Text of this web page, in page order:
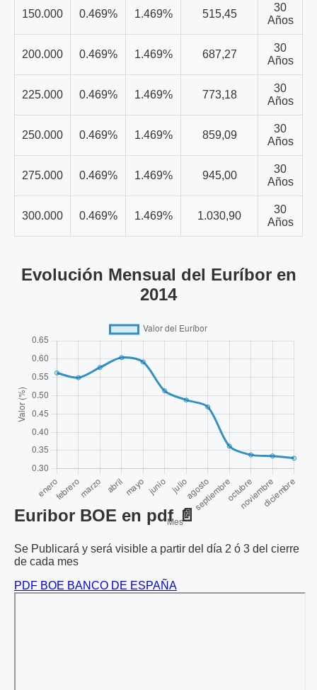
150.000 0.469% 1.469% 515,45
30
Años
200.000 0.469% 1.469% 687,27
30
Años
225.000 0.469% 1.469% 773,18
30
Años
250.000 0.469% 1.469% 859,09
30
Años
275.000 0.469% 1.469% 945,00
30
Años
300.000 0.469% 1.469% 1.030,90
30
Años
Evolución Mensual del Euríbor en
2014
Euribor BOE en pdf 📄
Se Publicará y será visible a partir del día 2 ó 3 del cierre
de cada mes
PDF BOE BANCO DE ESPAÑA